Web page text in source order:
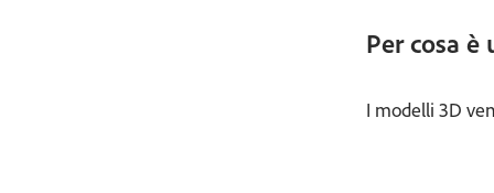
Per cosa
I modelli 3D